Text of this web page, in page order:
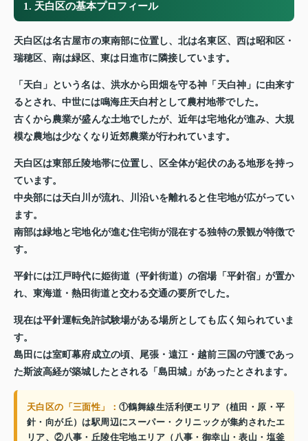
1. 天白区の基本プロフィール
天白区は名古屋市の東南部に位置し、北は名東区、西は昭和区・
瑞穂区、南は緑区、東は日進市に隣接しています。
「天白」という名は、洪水から田畑を守る神「天白神」に由来す
るとされ、中世には鳴海庄天白村として農村地帯でした。
古くから農業が盛んな土地でしたが、近年は宅地化が進み、大規
模な農地は少なくなり近郊農業が行われています。
天白区は東部丘陵地帯に位置し、区全体が起伏のある地形を持っ
ています。
中央部には天白川が流れ、川沿いを離れると住宅地が広がってい
ます。
南部は緑地と宅地化が進む住宅街が混在する独特の景観が特徴で
す。
平針には江戸時代に姫街道（平針街道）の宿場「平針宿」が置か
れ、東海道・熱田街道と交わる交通の要所でした。
現在は平針運転免許試験場がある場所としても広く知られていま
す。
島田には室町幕府成立の頃、尾張・遠江・越前三国の守護であっ
た斯波高経が築城したとされる「島田城」があったとされます。
天白区の「三面性」：①鶴舞線生活利便エリア（植田・原・平
針・向が丘）は駅周辺にスーパー・クリニックが集約されたエ
リア、②八事・丘陵住宅地エリア（八事・御幸山・表山・塩釜